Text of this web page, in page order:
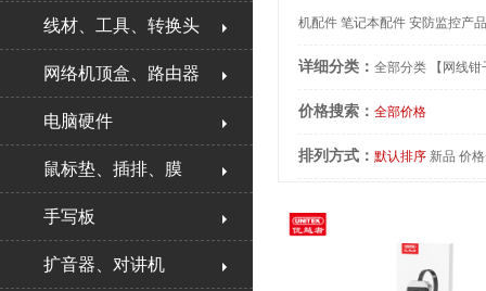
线材、工具、转换头
网络机顶盒、路由器
电脑硬件
鼠标垫、插排、膜
手写板
扩音器、对讲机
机配件 笔记本配件 安防监控产品
详细分类： 全部分类 【网线
价格搜索： 全部价格
排列方式： 默认排序 新品 价